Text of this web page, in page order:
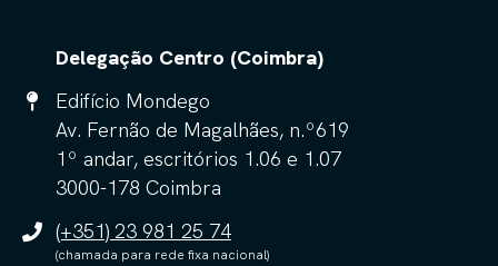
Delegação Centro (Coimbra)
Edifício Mondego
Av. Fernão de Magalhães, n.º619
1º andar, escritórios 1.06 e 1.07
3000-178 Coimbra
(+351) 23 981 25 74
(chamada para rede fixa nacional)